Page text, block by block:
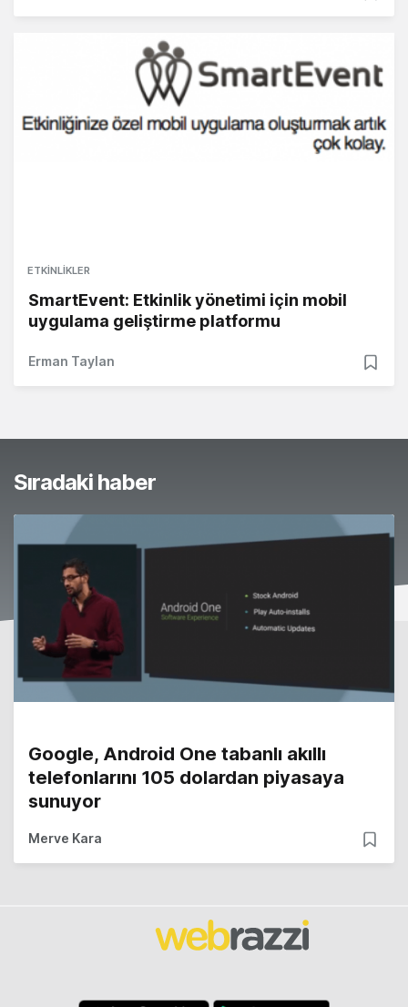
ETKINLIKLER
SmartEvent: Etkinlik yönetimi için mobil
uygulama geliştirme platformu
Erman Taylan
Sıradaki haber
Google, Android One tabanlı akıllı
telefonlarını 105 dolardan piyasaya
sunuyor
Merve Kara